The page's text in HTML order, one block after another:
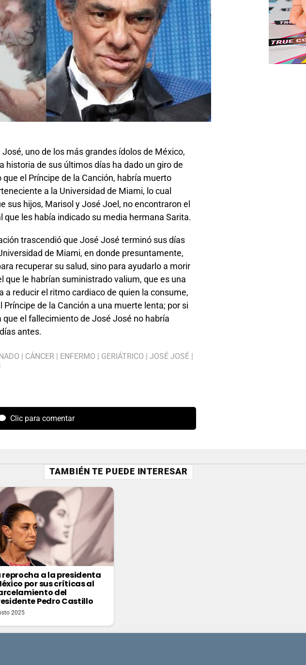
uno de los más grandes ídolos de México,
historia de sus últimos días ha dado un giro de
el Príncipe de la Canción, habría muerto
a la Universidad de Miami, lo cual
sus hijos, Marisol y José Joel, no encontraron el
que les había indicado su media hermana Sarita.
trascendió que José José terminó sus días
de Miami, en donde presuntamente,
recuperar su salud, sino para ayudarlo a morir
que le habrían suministrado valium, que es una
reducir el ritmo cardiaco de quien la consume,
Príncipe de la Canción a una muerte lenta; por si
el fallecimiento de José José no habría
antes.
| CÁNCER | ENFERMO | GERIÁTRICO | JOSÉ JOSÉ |
Clic para comentar
TAMBIÉN TE PUEDE INTERESAR
reprocha a la presidenta
por sus críticas al
del
Pedro Castillo
2025